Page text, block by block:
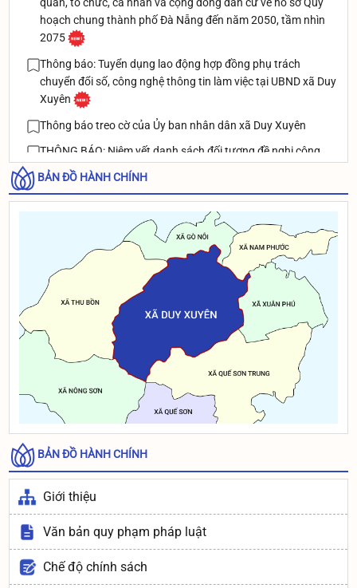
hoạch chung thành phố Đà Nẵng đến năm 2050, tầm nhìn
2075
Thông báo: Tuyển dụng lao động hợp đồng phụ trách
chuyển đổi số, công nghệ thông tin làm việc tại UBND xã Duy
Xuyên
Thông báo treo cờ của Ủy ban nhân dân xã Duy Xuyên
THÔNG BÁO: Niêm yết danh sách đối tượng đề nghị công
nhận và giải quyết chế đệ thương binh theo Nghị định
Thông báo rà soát danh sách người dân đủ điều kiện để cấp
BHYT xã An toàn khu của xã Duy Xuyên
Thông báo: Niêm yết Danh sách đối tượng đề nghị công
nhận và giải quyết chế độ thương binh theo Nghị định
131/2021/NĐ-CP của chính phủ
Thông báo: Niêm yết Danh sách đối tượng đề nghị công
nhận và giải quyết chế độ thương binh theo Nghị định
131/2021/NĐ-CP của chính phủ
BẢN ĐỒ HÀNH CHÍNH
BẢN ĐỒ HÀNH CHÍNH
Giới thiệu
Văn bản quy phạm pháp luật
Chế độ chính sách